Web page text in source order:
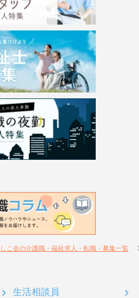
こ会の介護職・福祉求人・転職・募集一覧
生活相談員